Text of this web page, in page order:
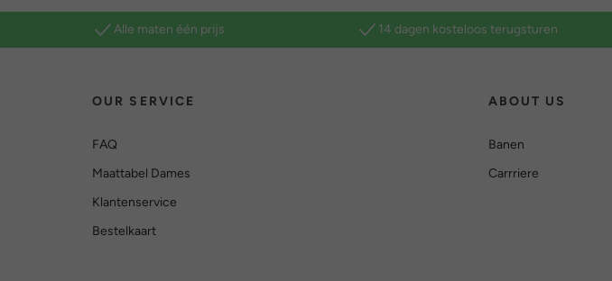
Alle maten één prijs 14 dagen kosteloos terugsturen
OUR SERVICE
FAQ
Maattabel Dames
Klantenservice
Bestelkaart
ABOUT US
Banen
Carrriere